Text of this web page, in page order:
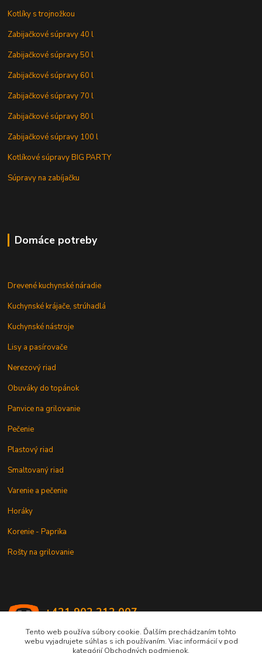
Kotlíky s trojnožkou
Zabijačkové súpravy 40 l
Zabijačkové súpravy 50 l
Zabijačkové súpravy 60 l
Zabijačkové súpravy 70 l
Zabijačkové súpravy 80 l
Zabijačkové súpravy 100 l
Kotlíkové súpravy BIG PARTY
Súpravy na zabíjačku
Domáce potreby
Drevené kuchynské náradie
Kuchynské krájače, strúhadlá
Kuchynské nástroje
Lisy a pasírovače
Nerezový riad
Obuváky do topánok
Panvice na grilovanie
Pečenie
Plastový riad
Smaltovaný riad
Varenie a pečenie
Horáky
Korenie - Paprika
Rošty na grilovanie
+421 902 212 007
Tento web používa súbory cookie. Ďalším prechádzaním tohto
webu vyjadrujete súhlas s ich používaním. Viac informácií v pod
kategórií Obchodných podmienok.